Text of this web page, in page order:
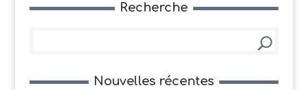
Recherche
Nouvelles récentes